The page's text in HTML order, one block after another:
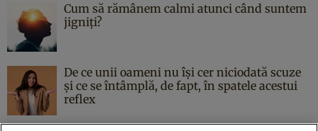
Cum să rămânem calmi atunci când suntem
jigniți?
De ce unii oameni nu își cer niciodată scuze
și ce se întâmplă, de fapt, în spatele acestui
reflex